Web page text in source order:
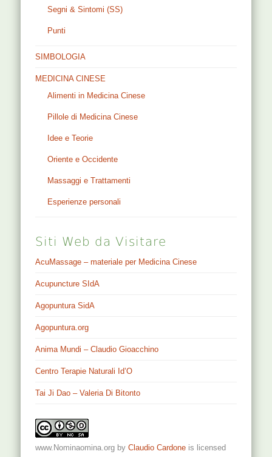
Segni & Sintomi (SS)
Punti
SIMBOLOGIA
MEDICINA CINESE
Alimenti in Medicina Cinese
Pillole di Medicina Cinese
Idee e Teorie
Oriente e Occidente
Massaggi e Trattamenti
Esperienze personali
Siti Web da Visitare
AcuMassage – materiale per Medicina Cinese
Acupuncture SIdA
Agopuntura SidA
Agopuntura.org
Anima Mundi – Claudio Gioacchino
Centro Terapie Naturali Id’O
Tai Ji Dao – Valeria Di Bitonto
www.Nominaomina.org byClaudio Cardone is licensed